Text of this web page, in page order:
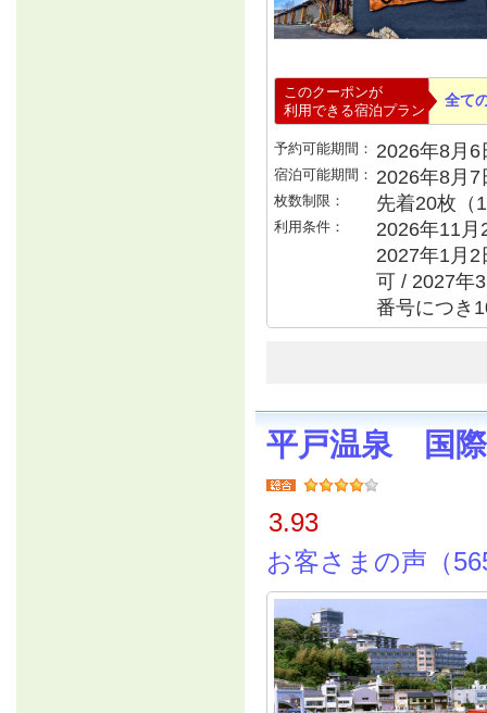
このクーポンが
利用できる宿泊プラン
全て
予約可能期間： 2026年8月
宿泊可能期間： 2026年8月
枚数制限： 先着20枚（
利用条件：
2026年11
2027年1月
可 / 2027年
番号につき
平戸温泉 国
3.93
お客さまの声（